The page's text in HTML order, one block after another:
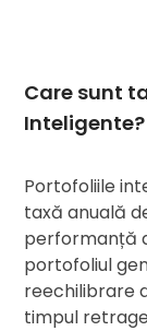
Care sunt
Inteligente?
Portofoliile
taxă anuală
performanță
portofoliul
reechilibrare
timpul